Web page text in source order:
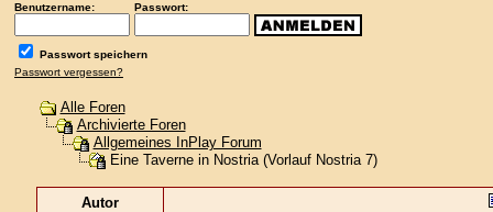
Benutzername:
Passwort:
Passwort speichern
Passwort vergessen?
Alle Foren
Archivierte Foren
Allgemeines InPlay Forum
Eine Taverne in Nostria (Vorlauf Nostria 7)
Autor